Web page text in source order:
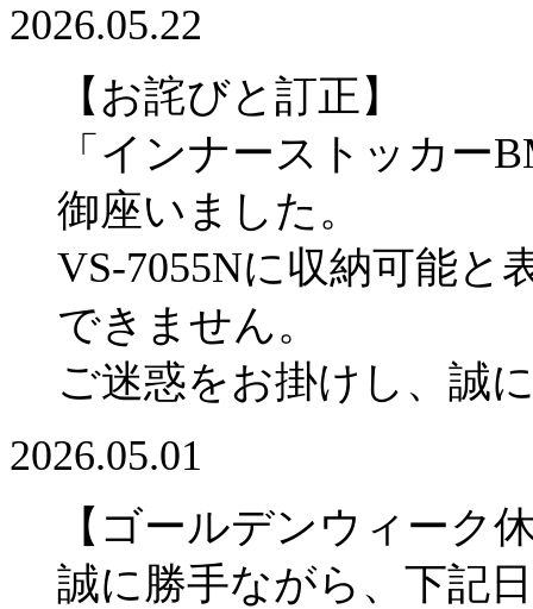
2026.05.22
【お詫びと訂正】
「インナーストッカー
御座いました。
VS-7055Nに収納可能と
できません。
ご迷惑をお掛けし、誠
2026.05.01
【ゴールデンウィーク
誠に勝手ながら、下記